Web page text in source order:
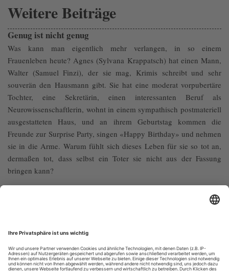
Weitere Beiträge
Genug ist nicht genug
Was kann man eigentlich mehr verlangen, in so einem
Frauenleben heute? Agnes (Sylvana Krappatsch) hat einen Mann,
Walter (Samuel Finzi), der sie mag, Krimis schreibt und sehr
souverän den Hausmann gibt. Sie hat eine moderat vorpubertäre
Tochter, eine Sekretärin, einen interessanten Beruf als
Neurowissenschaftlerin, wohnt in einem sympathisch postmateriell
ausgestatteten Haus, und an ihrem Geburtstag kommen die
Freunde zur Surprise Party, singen «Happy Birthday» und nehmen
sie in die Arme. Warum fühlt sich dieses Leben für sie so tot an,
dermaßen tot, dass selbst ein Toter sie nicht aus der Fassung
bringen kann?
«Die Besucherin» überfährt Agnes einen Mann, der ihr
mitfühlenden Polizisten Rede und Antwort steht, ist
beängstigend.